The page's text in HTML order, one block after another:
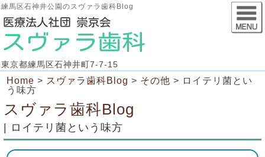
練馬区石神井公園のスヴァラ歯科Blog
東京都練馬区石神井町7-7-15
Home > スヴァラ歯科Blog > その他 > ロイテリ菌とい
う味方
スヴァラ歯科Blog
| ロイテリ菌という味方